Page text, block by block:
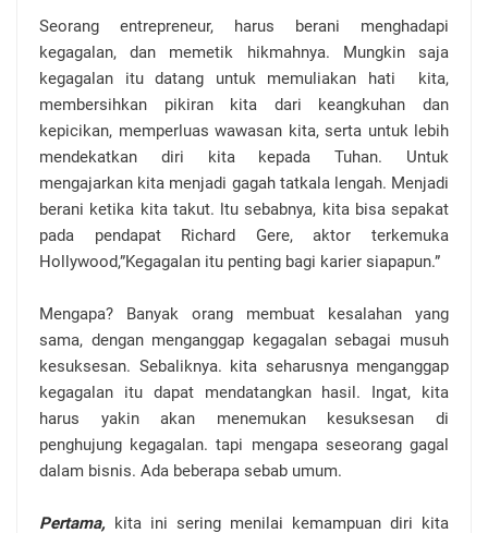
Seorang entrepreneur, harus berani menghadapi
kegagalan, dan memetik hikmahnya. Mungkin saja
kegagalan itu datang untuk memuliakan hati
kita,
membersihkan pikiran kita dari keangkuhan dan
kepicikan, memperluas wawasan kita, serta untuk lebih
mendekatkan diri kita kepada Tuhan. Untuk
mengajarkan kita menjadi gagah tatkala lengah. Menjadi
berani ketika kita takut. ltu sebabnya, kita bisa sepakat
pada pendapat Richard Gere, aktor terkemuka
Hollywood,”Kegagalan itu penting bagi karier siapapun.”
Mengapa? Banyak orang membuat
kesalahan yang
sama, dengan menganggap kegagalan sebagai musuh
kesuksesan. Sebaliknya. kita seharusnya menganggap
kegagalan itu dapat mendatangkan hasil. Ingat, kita
harus yakin akan menemukan kesuksesan di
penghujung kegagalan. tapi mengapa seseorang gagal
dalam bisnis. Ada beberapa sebab umum.
Pertama, kita ini sering menilai kemampuan diri kita